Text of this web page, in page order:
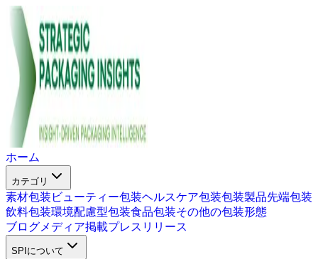
ホーム
カテゴリ
素材包装 ビューティー包装ヘルスケア包装包装製品先端包装
飲料包装環境配慮型包装食品包装その他の包装形態
ブログメディア掲載プレスリリース
SPIについて